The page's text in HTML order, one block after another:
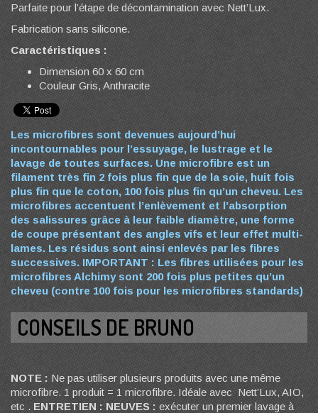
Parfaite pour l’étape de décontamination avec Nett’Lux.
Fabrication sans silicone.
Caractéristiques :
Dimension 60 x 60 cm
Couleur Gris, Anthracite
Les microfibres sont devenues aujourd’hui
incontournables pour l’essuyage, le lustrage et le
lavage de toutes surfaces. Une microfibre est un
filament très fin 2 fois plus fin que de la soie, huit fois
plus fin que le coton, 100 fois plus fin qu’un cheveu. Les
microfibres accentuent l’enlèvement et l’absorption
des salissures grâce à leur faible diamètre, une forme
de coupe présentant des angles vifs et leur effet multi-
lames. Les résidus sont ainsi enlevés par les fibres
successives. IMPORTANT :Les fibres utilisées pour les
microfibres Alchimy sont 200 fois plus petites qu’un
cheveu (contre 100 fois pour les microfibres standards)
CONSEILS DE BRUNO
NOTE : Ne pas utiliser plusieurs produits avec une même
microfibre. 1 produit = 1 microfibre. Idéale avec Nett’Lux, AIO,
etc . ENTRETIEN : NEUVES : exécuter un premier lavage à